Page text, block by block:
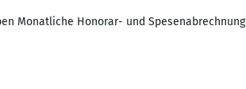
Monatliche Honorar- und Spesenabrechnung